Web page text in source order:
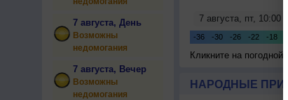
7 августа, День
Возможны
недомогания
7 августа, Вечер
Возможны
недомогания
Кликните на
НАРОДНЫЕ